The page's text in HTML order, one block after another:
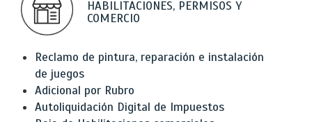
HABILITACIONES, PERMISOS Y
COMERCIO
Reclamo de pintura, reparación e instalación
de juegos
Adicional por Rubro
Autoliquidación Digital de Impuestos